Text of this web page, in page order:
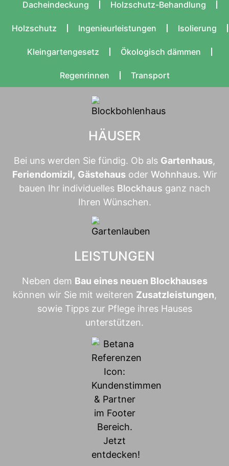
Dacheindeckung Holzschutz-Behandlung
Holzschutz Ingenieurleistungen Isolierung
Kleingartengesetz Ökologisch dämmen
Regenrinnen Transport
HÄUSER
Bei uns werden Sie fündig. Ob als Gartenhaus,
Feriendomizil, Gästehausoder Wohnhaus. Wir
bauen Ihr individuelles Blockhaus ganz nach
Ihren Wünschen.
LEISTUNGEN
Neben dem Bau eines neuen Blockhauses
können wir Sie mit weiteren Zusatzleistungen,
sowie Tipps zur Pflege ihres Hauses
unterstützen.